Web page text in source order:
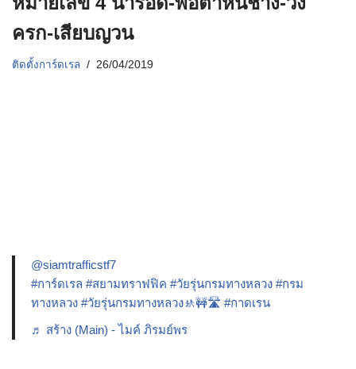
ครก-เสียบญวน
ติดตั้งการ์ดเรล 26/04/2019
@siamtrafficstf7
#การ์ดเรล #สยามทราฟฟิค #วัยรุ่นกรมทางหลวง #กรม
ทางหลวง #วัยรุ่นกรมทางหลวง🚸🚧🛣️ #กาดเรน
♬ สร้าง (Main) - ไมค์ ภิรมย์พร